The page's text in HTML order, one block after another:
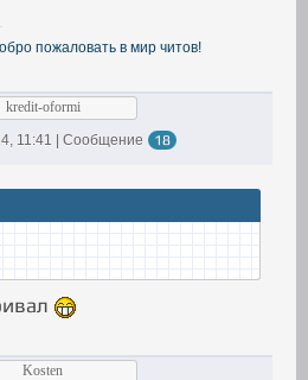
пожаловать в мир читов!
kredit-oformi
11:41 | Сообщение
18
Kosten